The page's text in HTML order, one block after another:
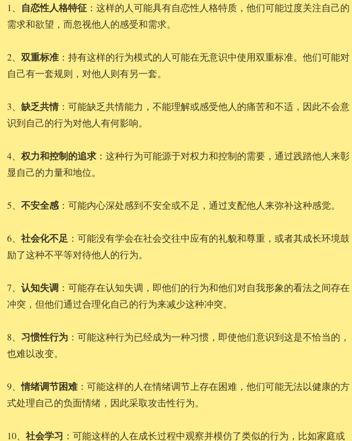
1、 自恋性人格特征：这样的人可能具有自恋性人格特质，他们可能过度关注自己的
需求和欲望，而忽视他人的感受和需求。
2、 双重标准：持有这样的行为模式的人可能在无意识中使用双重标准。他们可能对
自己有一套规则，对他人则有另一套。
3、 缺乏共情：可能缺乏共情能力，不能理解或感受他人的痛苦和不适，因此不会意
识到自己的行为对他人有何影响。
4、 权力和控制的追求：这种行为可能源于对权力和控制的需要，通过践踏他人来彰
显自己的力量和地位。
5、 不安全感：可能内心深处感到不安全或不足，通过支配他人来弥补这种感觉。
6、 社会化不足 ：可能没有学会在社会交往中应有的礼貌和尊重，或者其成长环境鼓
励了这种不平等对待他人的行为。
7、 认知失调：可能存在认知失调，即他们的行为和他们对自我形象的看法之间存在
冲突，但他们通过合理化自己的行为来减少这种冲突。
8、 习惯性行为：可能这种行为已经成为一种习惯，即使他们意识到这是不恰当的，
也难以改变。
9、情绪调节困难：可能这样的人在情绪调节上存在困难，他们可能无法以健康的方
式处理自己的负面情绪，因此采取攻击性行为。
10、 社会学习 ：可能这样的人在成长过程中观察并模仿了类似的行为，比如家庭或